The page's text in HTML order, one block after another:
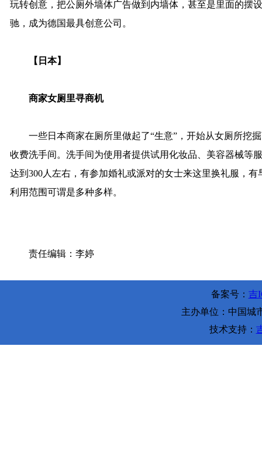
玩转创意，把公厕外墙体广告做到内墙体，甚至是里面的
驰，成为德国最具创意公司。
【日本】
商家女厕里寻商机
一些日本商家在厕所里做起了“生意”，开始从女厕所挖掘
收费洗手间。洗手间为使用者提供试用化妆品、美容器械等
达到300人左右，有参加婚礼或派对的女士来这里换礼服，
利用范围可谓是多种多样。
责任编辑：李婷
备案号： 吉
主办单位：中国城
技术支持：